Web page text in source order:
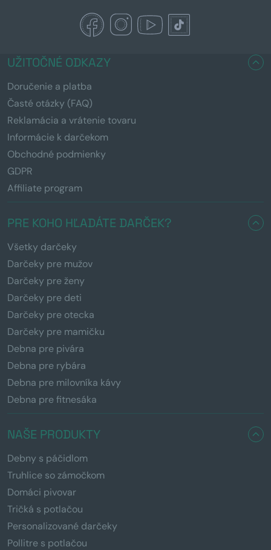
UŽITOČNÉ ODKAZY
Doručenie a platba
Časté otázky (FAQ)
Reklamácia a vrátenie tovaru
Informácie k darčekom
Obchodné podmienky
GDPR
Affiliate program
PRE KOHO HĽADÁTE DARČEK?
Všetky darčeky
Darčeky pre mužov
Darčeky pre ženy
Darčeky pre deti
Darčeky pre otecka
Darčeky pre mamičku
Debna pre pivára
Debna pre rybára
Debna pre milovníka kávy
Debna pre fitnesáka
NAŠE PRODUKTY
Debny s páčidlom
Truhlice so zámočkom
Domáci pivovar
Tričká s potlačou
Personalizované darčeky
Pollitre s potlačou